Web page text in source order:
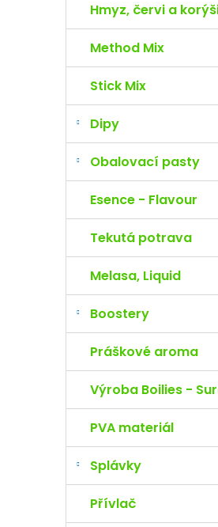
Hmyz, červi a
Method Mix
Stick Mix
Dipy
Obalovací pasty
Esence - Flavour
Tekutá potrava
Melasa, Liquid
Boostery
Práškové aroma
Výroba Boilies -
PVA materiál
Splávky
Přívlač